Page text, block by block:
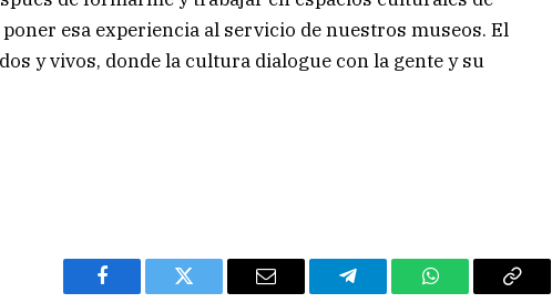
esa experiencia al servicio de nuestros museos. El
y vivos, donde la cultura dialogue con la gente y su
Facebook Twitter Email Telegram WhatsAppCopy